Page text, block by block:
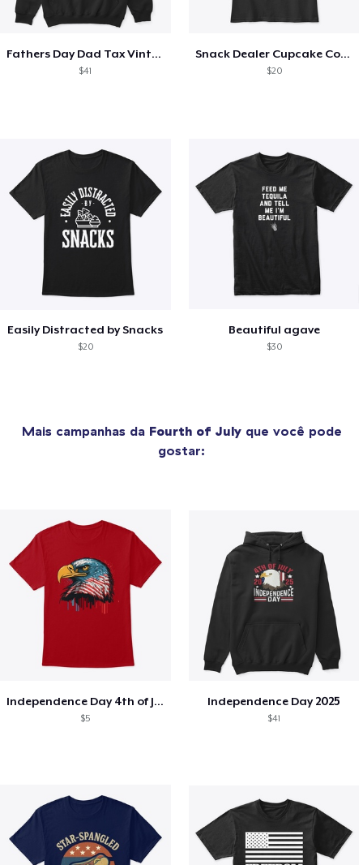
Fathers Day Dad Tax Vintage Papa T-Shirt
$41
Snack Dealer Cupcake Cookie and Milk
$20
Easily Distracted by Snacks
$20
Beautiful agave
$30
Mais campanhas da Fourth of Julyque você pode
gostar:
Independence Day 4th of July T-Shirt
$5
Independence Day 2025
$41